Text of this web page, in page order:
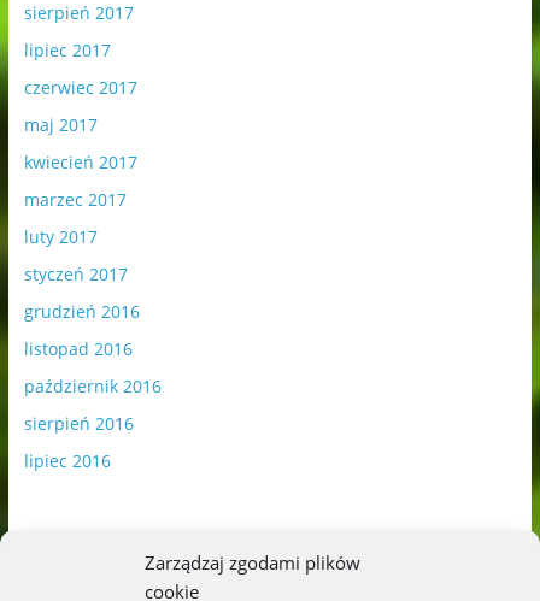
Zarządzaj zgodami plików
cookie
sierpień 2017
lipiec 2017
czerwiec 2017
maj 2017
kwiecień 2017
marzec 2017
luty 2017
styczeń 2017
grudzień 2016
listopad 2016
październik 2016
sierpień 2016
lipiec 2016